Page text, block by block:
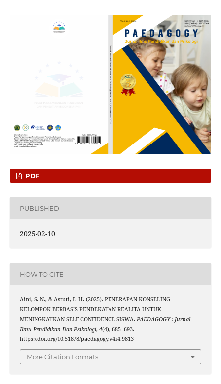
PDF
PUBLISHED
2025-02-10
HOW TO CITE
Aini, S. N., & Astuti, F. H. (2025). PENERAPAN KONSELING
KELOMPOK BERBASIS PENDEKATAN REALITA UNTUK
MENINGKATKAN SELF CONFIDENCE SISWA. PAEDAGOGY : Jurnal
Ilmu Pendidikan Dan Psikologi, 4(4), 685–693.
https://doi.org/10.51878/paedagogy.v4i4.9813
More Citation Formats